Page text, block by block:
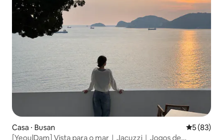
Casa ⋅ Busan 5 de uma
5 (83)
[YeoulDam] Vista para o marㅣJacuzziㅣJogos de